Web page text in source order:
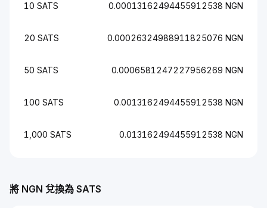
10 SATS 0.00013162494455912538 NGN
20 SATS 0.00026324988911825076 NGN
50 SATS 0.0006581247227956269 NGN
100 SATS 0.0013162494455912538 NGN
1,000 SATS 0.013162494455912538 NGN
將 NGN 兌換為 SATS